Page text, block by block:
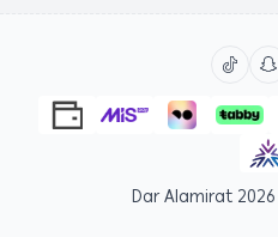
Dar Alamirat